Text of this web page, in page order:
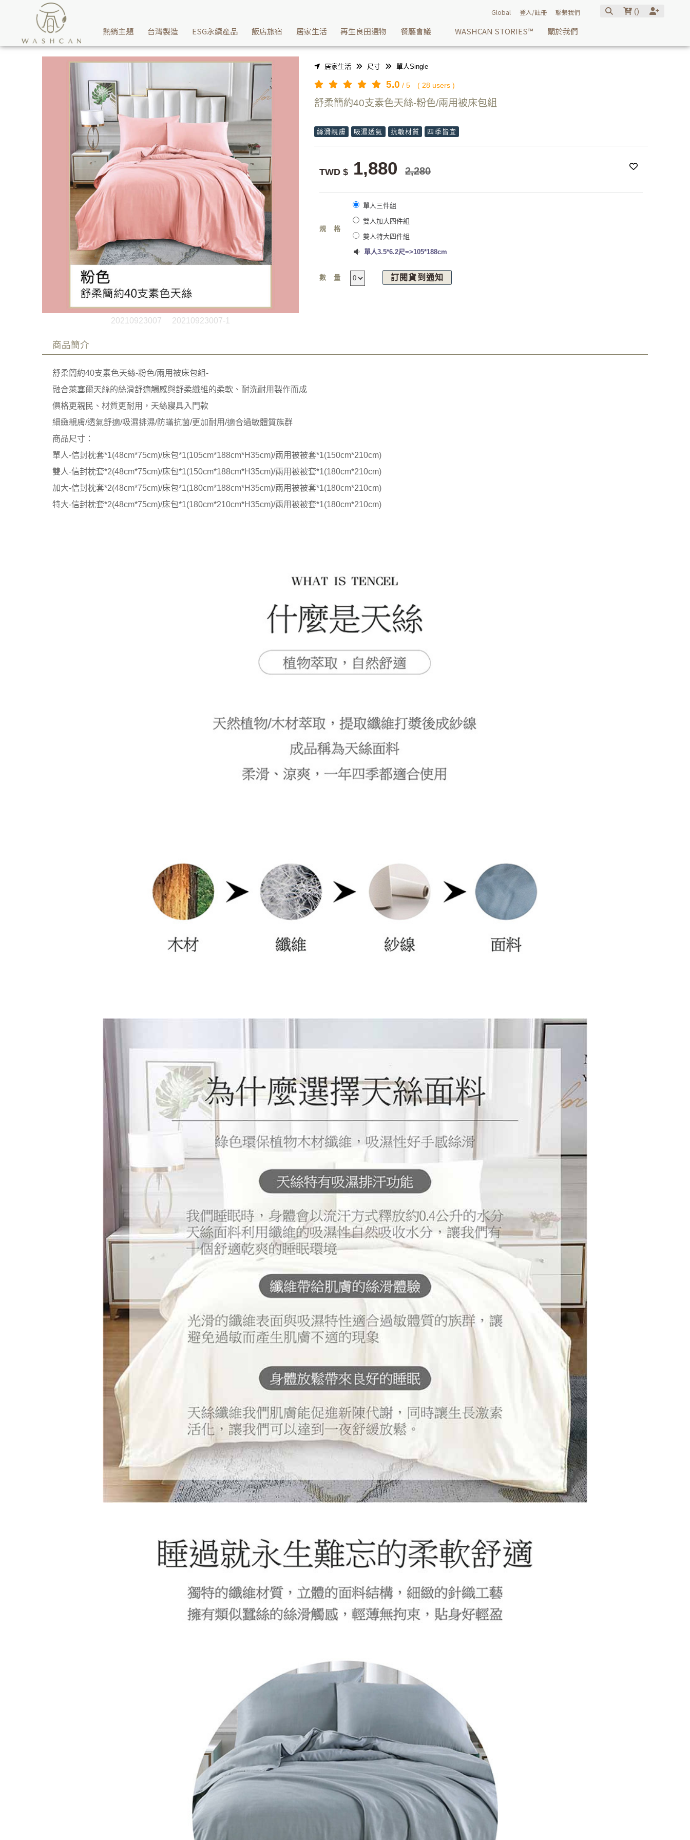
Washcan瓦士肯推薦40支素色涼感萊賽爾天絲粉色兩用被床包組就等你來購買 | Washcan瓦士肯
Global 登入/註冊 聯繫我們 ()
熱銷主題 台灣製造 ESG永續產品 飯店旅宿 居家生活 再生良田選物 餐廳會議 WASHCAN STORIES™ 關於我們
20210923007 20210923007-1
居家生活 尺寸 單人Single
5.0 / 5 ( 28 users )
舒柔簡約40支素色天絲-粉色/兩用被床包組
絲滑親膚 吸濕透氣 抗敏材質 四季皆宜
TWD $ 1,880 2,280
規格
單人三件組
雙人加大四件組
雙人特大四件組
單人3.5*6.2尺=>105*188cm
數量 訂閱貨到通知
商品簡介
舒柔簡約40支素色天絲-粉色/兩用被床包組-
融合萊塞爾天絲的絲滑舒適觸感與舒柔纖維的柔軟、耐洗耐用製作而成
價格更親民、材質更耐用，天絲寢具入門款
細緻親膚/透氣舒適/吸濕排濕/防蟎抗菌/更加耐用/適合過敏體質族群
商品尺寸：
單人-信封枕套*1(48cm*75cm)/床包*1(105cm*188cm*H35cm)/兩用被被套*1(150cm*210cm)
雙人-信封枕套*2(48cm*75cm)/床包*1(150cm*188cm*H35cm)/兩用被被套*1(180cm*210cm)
加大-信封枕套*2(48cm*75cm)/床包*1(180cm*188cm*H35cm)/兩用被被套*1(180cm*210cm)
特大-信封枕套*2(48cm*75cm)/床包*1(180cm*210cm*H35cm)/兩用被被套*1(180cm*210cm)